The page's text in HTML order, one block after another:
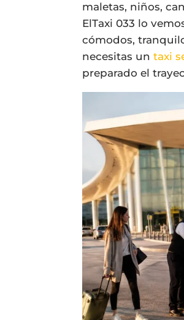
maletas, niños,
ElTaxi 033 lo
cómodos,
necesitas untaxi
preparado el